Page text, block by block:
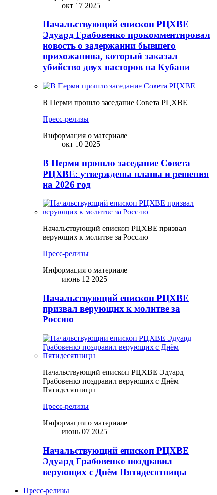
окт 17 2025
Начальствующий епископ РЦХВЕ
Эдуард Грабовенко прокомментировал
новость о задержании бывшего
прихожанина, который заказал
убийство двух пасторов на Кубани
В Перми прошло заседание Совета РЦХВЕ
Пресс-релизы
Информация о материале
окт 10 2025
В Перми прошло заседание Совета
РЦХВЕ: утверждены планы и решения
на 2026 год
Начальствующий епископ РЦХВЕ призвал
верующих к молитве за Россию
Пресс-релизы
Информация о материале
июнь 12 2025
Начальствующий епископ РЦХВЕ
призвал верующих к молитве за
Россию
Начальствующий епископ РЦХВЕ Эдуард
Грабовенко поздравил верующих с Днём
Пятидесятницы
Пресс-релизы
Информация о материале
июнь 07 2025
Начальствующий епископ РЦХВЕ
Эдуард Грабовенко поздравил
верующих с Днём Пятидесятницы
Пресс-релизы